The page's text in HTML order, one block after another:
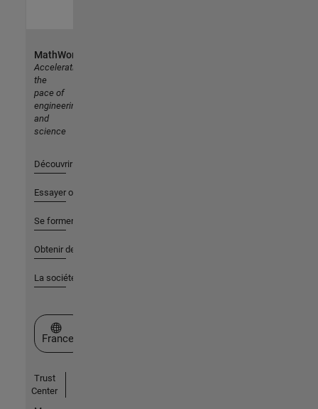
MathWorks
Accelerating
the
pace of
engineering
and
science
Découvrir les produits
Essayer ou acheter
Se former
Obtenir de l'aide
La société
Sélectionner un site web
France
Trust
Center